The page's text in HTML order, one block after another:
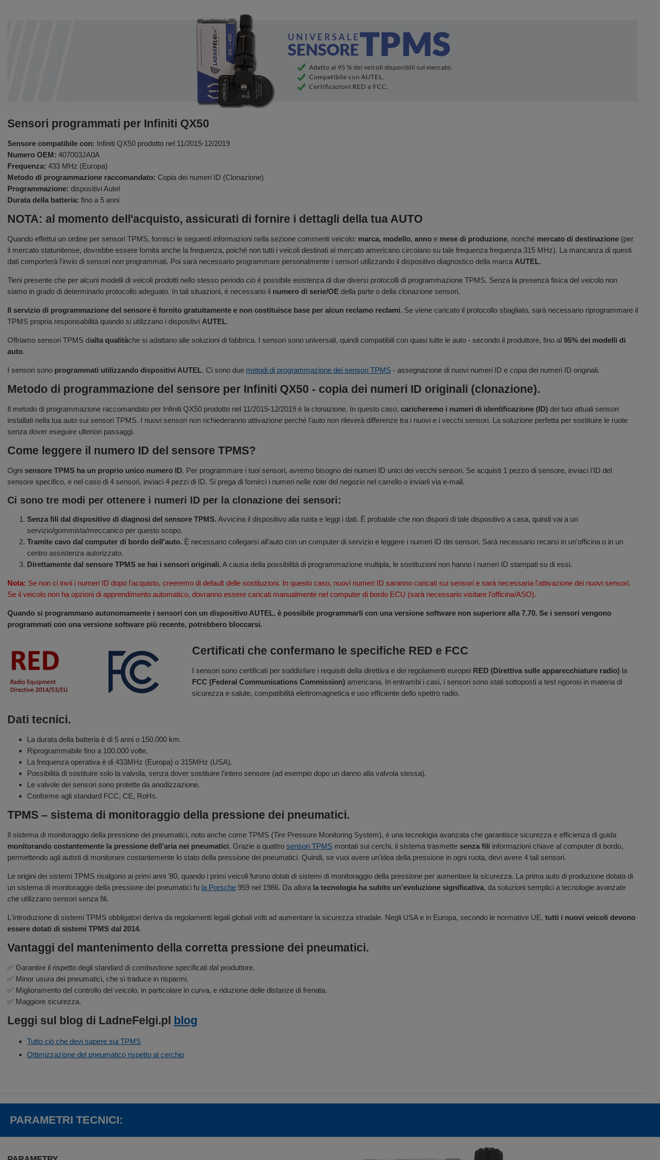
Sensori programmati per Infiniti QX50
Sensore compatibile con: Infiniti QX50 prodotto nel 11/2015-12/2019
Numero OEM: 407003JA0A
Frequenza: 433 MHz (Europa)
Metodo di programmazione raccomandato: Copia dei numeri ID (Clonazione)
Programmazione: dispositivi Autel
Durata della batteria: fino a 5 anni
NOTA: al momento dell'acquisto, assicurati di fornire i dettagli della tua AUTO
Quando effettui un ordine per sensori TPMS, fornisci le seguenti informazioni nella sezione commenti veicolo: marca, modello, anno e mese di produzione, nonché mercato di destinazione (per
il mercato statunitense, dovrebbe essere fornita anche la frequenza, poiché non tutti i veicoli destinati al mercato americano circolano su tale frequenza frequenza 315 MHz). La mancanza di questi
dati comporterà l'invio di sensori non programmati. Poi sarà necessario programmare personalmente i sensori utilizzando il dispositivo diagnostico della marca AUTEL.
Tieni presente che per alcuni modelli di veicoli prodotti nello stesso periodo ciò è possibile esistenza di due diversi protocolli di programmazione TPMS. Senza la presenza fisica del veicolo non
siamo in grado di determinarlo protocollo adeguato. In tali situazioni, è necessario il numero di serie/OE della parte o della clonazione sensori.
Il servizio di programmazione del sensore è fornito gratuitamente e non costituisce base per alcun reclamo reclami. Se viene caricato il protocollo sbagliato, sarà necessario riprogrammare il
TPMS propria responsabilità quando si utilizzano i dispositivi AUTEL.
Offriamo sensori TPMS dialta qualitàche si adattano alle soluzioni di fabbrica. I sensori sono universali, quindi compatibili con quasi tutte le auto - secondo il produttore, fino al 95% dei modelli di
auto.
I sensori sono programmati utilizzando dispositivi AUTEL. Ci sono due metodi di programmazione dei sensori TPMS - assegnazione di nuovi numeri ID e copia dei numeri ID originali.
Metodo di programmazione del sensore per Infiniti QX50 - copia dei numeri ID originali (clonazione).
Il metodo di programmazione raccomandato per Infiniti QX50 prodotto nel 11/2015-12/2019 è la clonazione. In questo caso, caricheremo i numeri di identificazione (ID) dei tuoi attuali sensori
installati nella tua auto sui sensori TPMS. I nuovi sensori non richiederanno attivazione perché l'auto non rileverà differenze tra i nuovi e i vecchi sensori. La soluzione perfetta per sostituire le ruote
senza dover eseguire ulteriori passaggi.
Come leggere il numero ID del sensore TPMS?
Ogni sensore TPMS ha un proprio unico numero ID. Per programmare i tuoi sensori, avremo bisogno dei numeri ID unici dei vecchi sensori. Se acquisti 1 pezzo di sensore, inviaci l'ID del
sensore specifico, e nel caso di 4 sensori, inviaci 4 pezzi di ID. Si prega di fornirci i numeri nelle note del negozio nel carrello o inviarli via e-mail.
Ci sono tre modi per ottenere i numeri ID per la clonazione dei sensori:
Senza fili dal dispositivo di diagnosi del sensore TPMS. Avvicina il dispositivo alla ruota e leggi i dati. È probabile che non disponi di tale dispositivo a casa, quindi vai a un
servizio/gommista/meccanico per questo scopo.
Tramite cavo dal computer di bordo dell'auto. È necessario collegarsi all'auto con un computer di servizio e leggere i numeri ID dei sensori. Sarà necessario recarsi in un'officina o in un
centro assistenza autorizzato.
Direttamente dal sensore TPMS se hai i sensori originali. A causa della possibilità di programmazione multipla, le sostituzioni non hanno i numeri ID stampati su di essi.
Nota: Se non ci invii i numeri ID dopo l'acquisto, creeremo di default delle sostituzioni. In questo caso, nuovi numeri ID saranno caricati sui sensori e sarà necessaria l'attivazione dei nuovi sensori.
Se il veicolo non ha opzioni di apprendimento automatico, dovranno essere caricati manualmente nel computer di bordo ECU (sarà necessario visitare l'officina/ASO).
Quando si programmano autonomamente i sensori con un dispositivo AUTEL, è possibile programmarli con una versione software non superiore alla 7.70. Se i sensori vengono
programmati con una versione software più recente, potrebbero bloccarsi.
Certificati che confermano le specifiche RED e FCC
I sensori sono certificati per soddisfare i requisiti della direttiva e dei regolamenti europei RED (Direttiva sulle apparecchiature radio) la
FCC (Federal Communications Commission) americana. In entrambi i casi, i sensori sono stati sottoposti a test rigorosi in materia di
sicurezza e salute, compatibilità elettromagnetica e uso efficiente dello spettro radio.
Dati tecnici.
La durata della batteria è di 5 anni o 150.000 km.
Riprogrammabile fino a 100.000 volte.
La frequenza operativa è di 433MHz (Europa) o 315MHz (USA).
Possibilità di sostituire solo la valvola, senza dover sostituire l'intero sensore (ad esempio dopo un danno alla valvola stessa).
Le valvole dei sensori sono protette da anodizzazione.
Conforme agli standard FCC, CE, RoHs.
TPMS – sistema di monitoraggio della pressione dei pneumatici.
Il sistema di monitoraggio della pressione dei pneumatici, noto anche come TPMS (Tire Pressure Monitoring System), è una tecnologia avanzata che garantisce sicurezza e efficienza di guida
monitorando costantemente la pressione dell'aria nei pneumatici. Grazie a quattro sensori TPMS montati sui cerchi, il sistema trasmette senza fili informazioni chiave al computer di bordo,
permettendo agli autisti di monitorare costantemente lo stato della pressione dei pneumatici. Quindi, se vuoi avere un'idea della pressione in ogni ruota, devi avere 4 tali sensori.
Le origini dei sistemi TPMS risalgono ai primi anni '80, quando i primi veicoli furono dotati di sistemi di monitoraggio della pressione per aumentare la sicurezza. La prima auto di produzione dotata di
un sistema di monitoraggio della pressione dei pneumatici fu la Porsche 959 nel 1986. Da allora la tecnologia ha subito un'evoluzione significativa, da soluzioni semplici a tecnologie avanzate
che utilizzano sensori senza fili.
L'introduzione di sistemi TPMS obbligatori deriva da regolamenti legali globali volti ad aumentare la sicurezza stradale. Negli USA e in Europa, secondo le normative UE, tutti i nuovi veicoli devono
essere dotati di sistemi TPMS dal 2014.
Vantaggi del mantenimento della corretta pressione dei pneumatici.
✅ Garantire il rispetto degli standard di combustione specificati dal produttore.
✅ Minor usura dei pneumatici, che si traduce in risparmi.
✅ Miglioramento del controllo del veicolo, in particolare in curva, e riduzione delle distanze di frenata.
✅ Maggiore sicurezza.
Leggi sul blog di LadneFelgi.pl blog
Tutto ciò che devi sapere sui TPMS
Ottimizzazione del pneumatico rispetto al cerchio
PARAMETRI TECNICI: